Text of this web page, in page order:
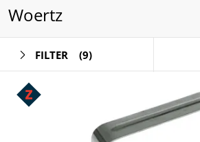
Woertz
FILTER (9)